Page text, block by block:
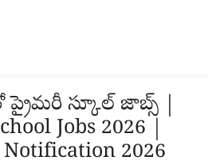
ప్రైమరీ స్కూల్ జాబ్స్ |
Jobs 2026 |
2026